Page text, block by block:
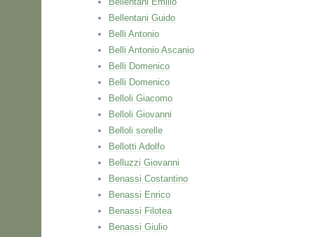
Bellentani Guido
Belli Antonio
Belli Antonio Ascanio
Belli Domenico
Belli Domenico
Belloli Giacomo
Belloli Giovanni
Belloli sorelle
Bellotti Adolfo
Belluzzi Giovanni
Benassi Costantino
Benassi Enrico
Benassi Filotea
Benassi Giulio